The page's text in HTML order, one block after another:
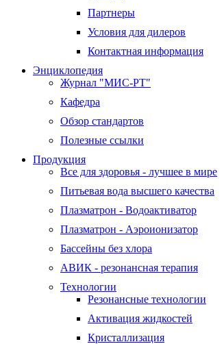
Партнеры
Условия для дилеров
Контактная информация
Энциклопедия
Журнал "МИС-РТ"
Кафедра
Обзор стандартов
Полезные ссылки
Продукция
Все для здоровья - лучшее в мире
Питьевая вода высшего качества
Плазматрон - Водоактиватор
Плазматрон - Аэроионизатор
Бассейны без хлора
АВИК - резонансная терапия
Технологии
Резонансные технологии
Активация жидкостей
Кристаллизация